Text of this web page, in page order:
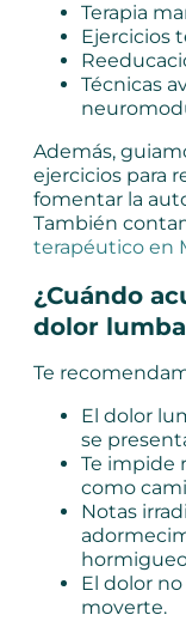
Terapia
Ejercicios
Técnicas
Además,
ejercicios para
fomentar la
También
terapéutico en
¿Cuándo
dolor
Te
El dolor
se
Te impide
como
Notas
El dolor
moverte.